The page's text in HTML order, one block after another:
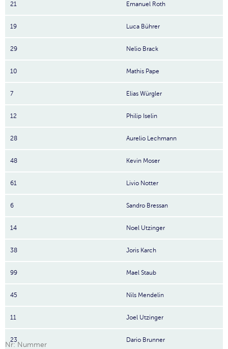
21 Emanuel Roth
19 Luca Bührer
29 Nelio Brack
10 Mathis Pape
7 Elias Würgler
12 Philip Iselin
28 Aurelio Lechmann
48 Kevin Moser
61 Livio Notter
6 Sandro Bressan
14 Noel Utzinger
38 Joris Karch
99 Mael Staub
45 Nils Mendelin
11 Joel Utzinger
23 Dario Brunner
Nr: Nummer